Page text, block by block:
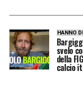
HANNO
svelo
della
calcio